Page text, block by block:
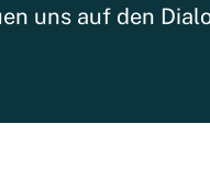
uns auf den